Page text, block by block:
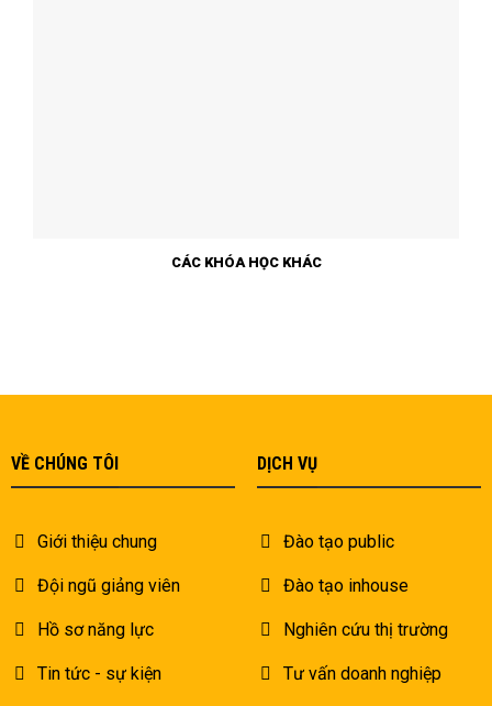
CÁC KHÓA HỌC KHÁC
VỀ CHÚNG TÔI
Giới thiệu chung
Đội ngũ giảng viên
Hồ sơ năng lực
Tin tức - sự kiện
DỊCH VỤ
Đào tạo public
Đào tạo inhouse
Nghiên cứu thị trường
Tư vấn doanh nghiệp